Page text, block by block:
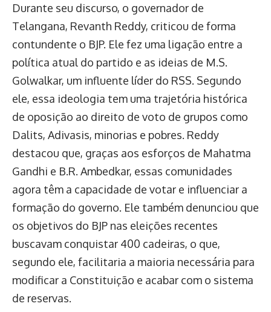
Durante seu discurso, o governador de
Telangana, Revanth Reddy, criticou de forma
contundente o BJP. Ele fez uma ligação entre a
política atual do partido e as ideias de M.S.
Golwalkar, um influente líder do RSS. Segundo
ele, essa ideologia tem uma trajetória histórica
de oposição ao direito de voto de grupos como
Dalits, Adivasis, minorias e pobres. Reddy
destacou que, graças aos esforços de Mahatma
Gandhi e B.R. Ambedkar, essas comunidades
agora têm a capacidade de votar e influenciar a
formação do governo. Ele também denunciou que
os objetivos do BJP nas eleições recentes
buscavam conquistar 400 cadeiras, o que,
segundo ele, facilitaria a maioria necessária para
modificar a Constituição e acabar com o sistema
de reservas.